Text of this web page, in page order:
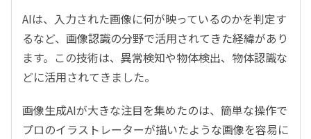
AIは、入力された画像に何が映っているのかを判定す
るなど、画像認識の分野で活用されてきた経緯があり
ます。この技術は、異常検知や物体検出、物体認識な
どに活用されてきました。
画像生成AIが大きな注目を集めたのは、簡単な操作で
プロのイラストレーターが描いたような画像を容易に